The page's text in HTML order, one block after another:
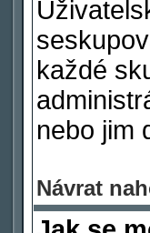
každé
nebo jim
Návrat